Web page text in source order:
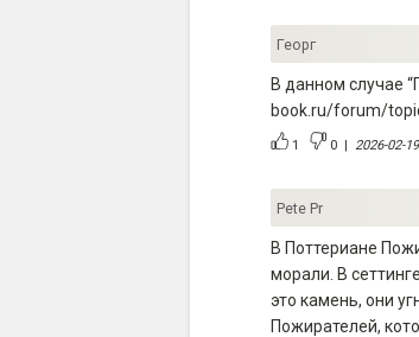
Георг
В данном случае
book.ru/forum/
1 0 |2026-02-
Pete Pr
В Поттериане
морали. В
это камень, они
Пожирателей,